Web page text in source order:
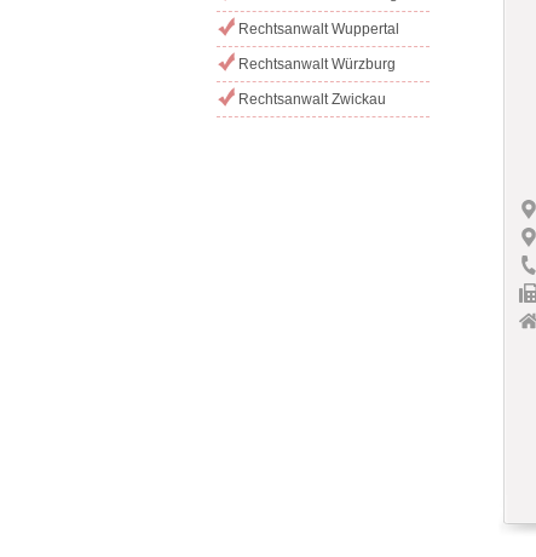
Rechtsanwalt Wuppertal
Rechtsanwalt Würzburg
Rechtsanwalt Zwickau